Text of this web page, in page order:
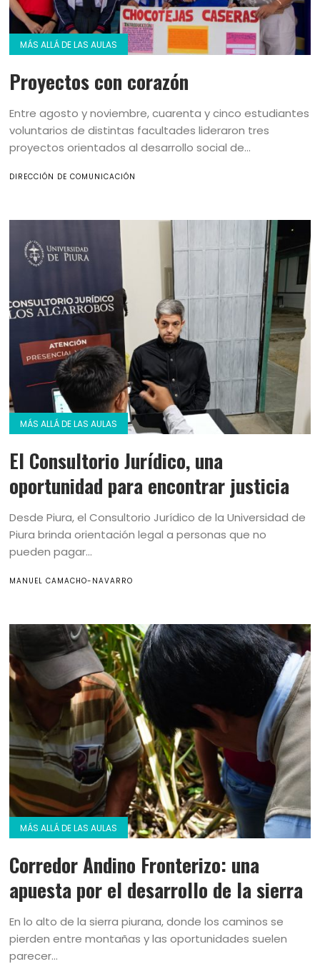
MÁS ALLÁ DE LAS AULAS
Proyectos con corazón
Entre agosto y noviembre, cuarenta y cinco estudiantes
voluntarios de distintas facultades lideraron tres
proyectos orientados al desarrollo social de...
DIRECCIÓN DE COMUNICACIÓN
MÁS ALLÁ DE LAS AULAS
El Consultorio Jurídico, una
oportunidad para encontrar justicia
Desde Piura, el Consultorio Jurídico de la Universidad de
Piura brinda orientación legal a personas que no
pueden pagar...
MANUEL CAMACHO-NAVARRO
MÁS ALLÁ DE LAS AULAS
Corredor Andino Fronterizo: una
apuesta por el desarrollo de la sierra
En lo alto de la sierra piurana, donde los caminos se
pierden entre montañas y las oportunidades suelen
parecer...